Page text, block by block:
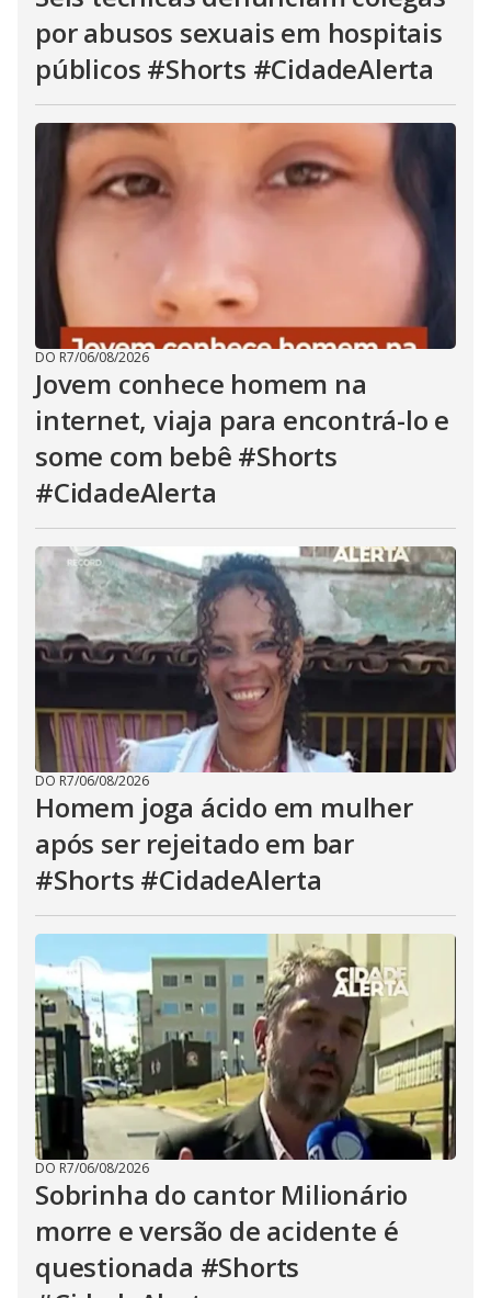
por abusos sexuais em hospitais
públicos #Shorts #CidadeAlerta
DO R7/06/08/2026
Jovem conhece homem na
internet, viaja para encontrá-lo e
some com bebê #Shorts
#CidadeAlerta
DO R7/06/08/2026
Homem joga ácido em mulher
após ser rejeitado em bar
#Shorts #CidadeAlerta
DO R7/06/08/2026
Sobrinha do cantor Milionário
morre e versão de acidente é
questionada #Shorts